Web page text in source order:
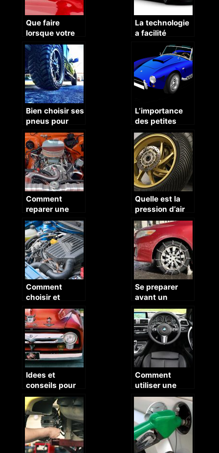
Que faire
lorsque votre
carrosserie est
abîmée ?
La technologie
a facilité
l’usage des
voitures
Bien choisir ses
pneus pour
améliorer sa
tenue de route
L’importance
des petites
rénovations à
faire pour que
la voiture
ressemble à
une nouvelle
auto
Comment
reparer une
panne d’un
joint de
culasse ?
Quelle est la
pression d’air
qui convient
aux pneus de
moto et
scooter ?
Comment
choisir et
trouver son
turbo ?
Se preparer
avant un
periple hivernal
en montagne
Idees et
conseils pour
customiser sa
voiture
Comment
utiliser une
Boite de
vitesses
automatique ?